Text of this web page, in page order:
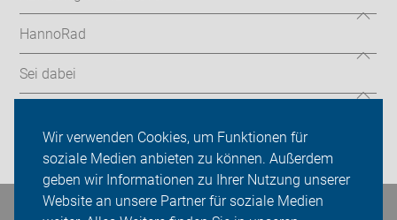
Wir verwenden Cookies, um Funktionen für
soziale Medien anbieten zu können. Außerdem
geben wir Informationen zu Ihrer Nutzung unserer
Website an unsere Partner für soziale Medien
HannoRad
Sei dabei
Login